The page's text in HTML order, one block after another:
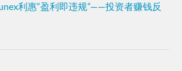
利惠“盈利即违规”——投资者赚钱反